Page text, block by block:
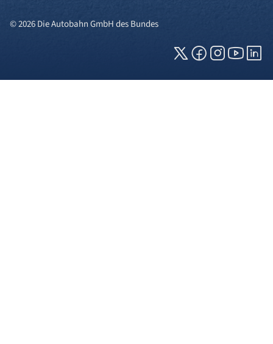
© 2026 Die Autobahn GmbH des Bundes